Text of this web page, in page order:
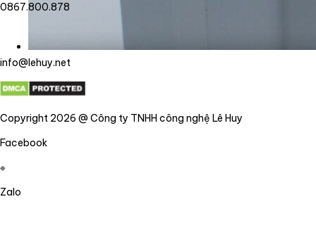
0867.800.878
info@lehuy.net
Copyright 2026 @ Công ty TNHH công nghệ Lê Huy
Facebook
Zalo